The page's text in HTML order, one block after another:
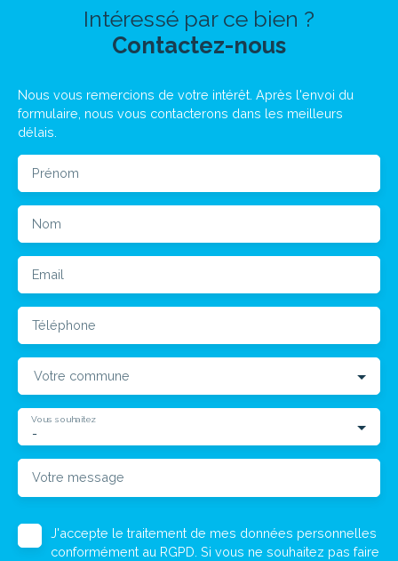
Intéressé par ce bien ?
Contactez-nous
Nous vous remercions de votre intérêt. Après l'envoi du
formulaire, nous vous contacterons dans les meilleurs
délais.
Prénom
Nom
Email
Téléphone
Votre commune
-
Vous souhaitez
Votre message
J'accepte le traitement de mes données personnelles
conformément au RGPD. Si vous ne souhaitez pas faire